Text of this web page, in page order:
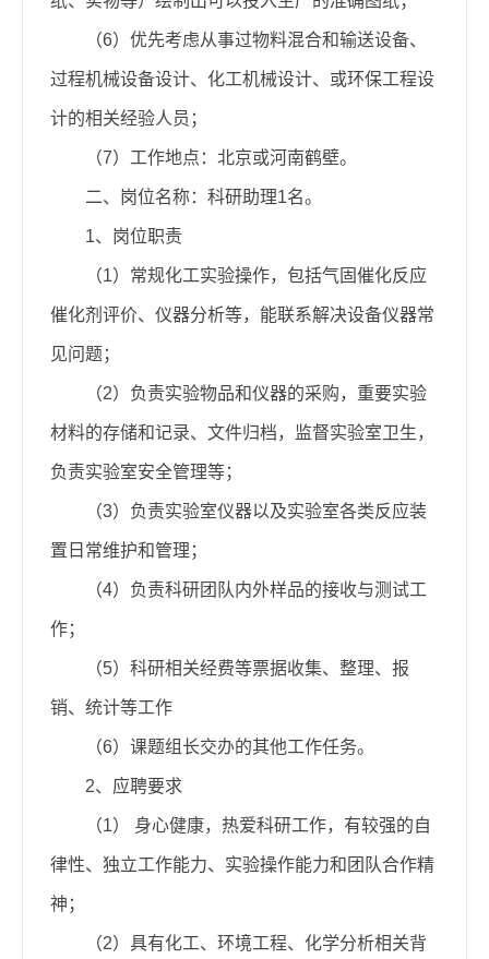
（6）优先考虑从事过物料混合和输送设备、
过程机械设备设计、化工机械设计、或环保工程设
计的相关经验人员；
（7）工作地点：北京或河南鹤壁。
二、岗位名称：科研助理1名。
1、岗位职责
（1）常规化工实验操作，包括气固催化反应
催化剂评价、仪器分析等，能联系解决设备仪器常
见问题；
（2）负责实验物品和仪器的采购，重要实验
材料的存储和记录、文件归档，监督实验室卫生，
负责实验室安全管理等；
（3）负责实验室仪器以及实验室各类反应装
置日常维护和管理；
（4）负责科研团队内外样品的接收与测试工
作；
（5）科研相关经费等票据收集、整理、报
销、统计等工作
（6）课题组长交办的其他工作任务。
2、应聘要求
（1） 身心健康，热爱科研工作，有较强的自
律性、独立工作能力、实验操作能力和团队合作精
神；
（2）具有化工、环境工程、化学分析相关背